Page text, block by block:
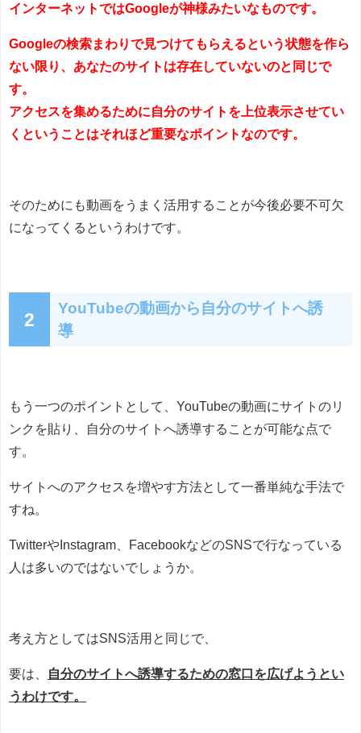
インターネットではGoogleが神様みたいなものです。
Googleの検索まわりで見つけてもらえるという状態を作ら
ない限り、あなたのサイトは存在していないのと同じで
す。
アクセスを集めるために自分のサイトを上位表示させてい
くということはそれほど重要なポイントなのです。
そのためにも動画をうまく活用することが今後必要不可欠
になってくるというわけです。
2
YouTubeの動画から自分のサイトへ誘
導
もう一つのポイントとして、YouTubeの動画にサイトのリ
ンクを貼り、自分のサイトへ誘導することが可能な点で
す。
サイトへのアクセスを増やす方法として一番単純な手法で
すね。
TwitterやInstagram、FacebookなどのSNSで行なっている
人は多いのではないでしょうか。
考え方としてはSNS活用と同じで、
要は、
自分のサイトへ誘導するための窓口を広げようとい
うわけです。